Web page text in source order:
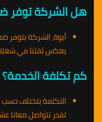
هل الشركة توفر
أيوة، الشركة بتوفر
يعكس ثقتنا في
كم تكلفة الخدمة؟
التكلفة بتختلف
تقدر تتواصل معانا